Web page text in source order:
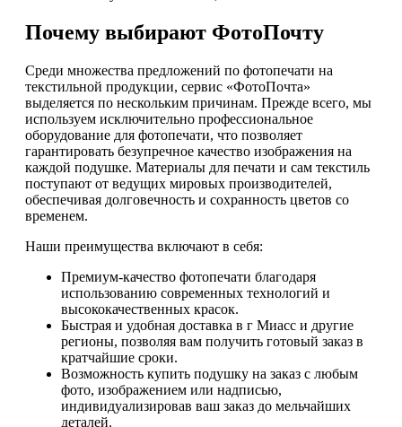
Почему выбирают ФотоПочту
Среди множества предложений по фотопечати на
текстильной продукции, сервис «ФотоПочта»
выделяется по нескольким причинам. Прежде всего, мы
используем исключительно профессиональное
оборудование для фотопечати, что позволяет
гарантировать безупречное качество изображения на
каждой подушке. Материалы для печати и сам текстиль
поступают от ведущих мировых производителей,
обеспечивая долговечность и сохранность цветов со
временем.
Наши преимущества включают в себя:
Премиум-качество фотопечати благодаря
использованию современных технологий и
высококачественных красок.
Быстрая и удобная доставка в г Миасс и другие
регионы, позволяя вам получить готовый заказ в
кратчайшие сроки.
Возможность купить подушку на заказ с любым
фото, изображением или надписью,
индивидуализировав ваш заказ до мельчайших
деталей.